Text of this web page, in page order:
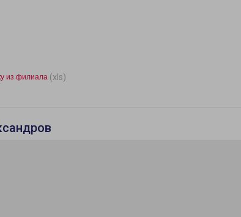
из филиала (xls)